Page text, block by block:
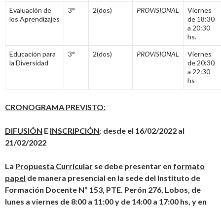
Evaluación de
los Aprendizajes
3° 2(dos) PROVISIONAL
Viernes
de 18:30
a 20:30
hs.
Educación para
la Diversidad
3° 2(dos) PROVISIONAL
Viernes
de 20:30
a 22:30
hs
CRONOGRAMA PREVISTO:
DIFUSIÓN E INSCRIPCIÓN: desde el 16/02/2022 al
21/02/2022
La Propuesta Curricular se debe presentar en formato
papel de manera presencial en la sede del Instituto de
Formación Docente Nº 153, PTE. Perón 276, Lobos, de
lunes a viernes de 8:00 a 11:00 y de 14:00 a 17:00 hs, y en